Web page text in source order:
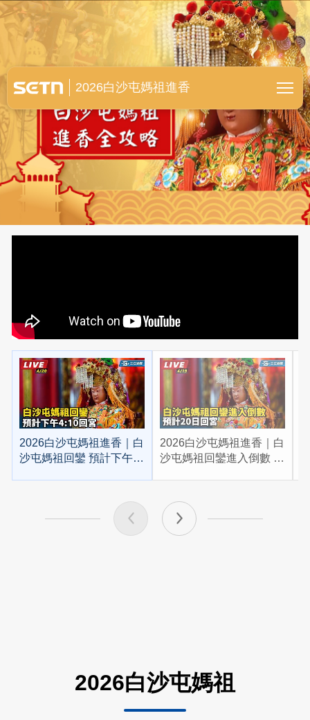
白沙屯媽祖進香全紀錄
2026白沙屯媽祖進香
2026白沙屯媽祖進香｜白
沙屯媽祖回鑾 預計下午
2026白沙屯媽祖進香｜白
沙屯媽祖回鑾進入倒數 預
2026白沙屯媽祖